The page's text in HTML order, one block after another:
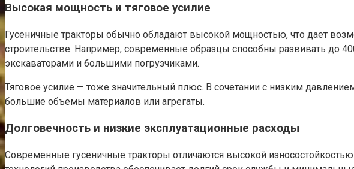
Высокая мощность и тяговое усилие
Гусеничные тракторы обычно обладают высокой мощностью, что дает
строительстве. Например, современные образцы способны развивать до
экскаваторами и большими погрузчиками.
Тяговое усилие — тоже значительный плюс. В сочетании с низким
большие объемы материалов или агрегаты.
Долговечность и низкие эксплуатационные расходы
Современные гусеничные тракторы отличаются высокой